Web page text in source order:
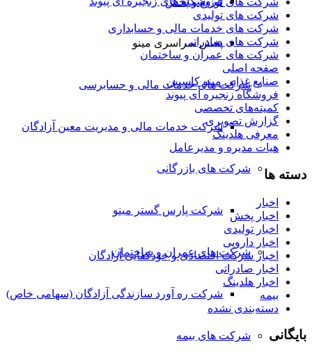
پخش سراسری مینو
شرکت های خدمات مالی و حسابرسی
شرکت خدمات مالی و مدیریت معین آزادگان
شرکت های بازرگانی
شرکت پارس گستر مینو
شرکت های عمران و ساختمان
شرکت ره آورد سازندگی آزادگان (سهامی خاص)
شرکت های بیمه
شرکت های تولیدی
شرکت های خدمات مالی و حسابداری
شرکت های صادراتی
شرکت های عمران و ساختمان
صفحه اصلی
صنایع غذایی مینو کاسپین
فروشگاه زنجیره ای پیوند
کمیته‌های تخصصی
گزارش تصویری
معرفی هلدینگ
هیات مدیره و مدیرعامل
دسته ها
اخبار
اخبار پخش
اخبار تولیدی
اخبار دارویی
اخبار شرکت اقتصادی و خودکفایی آزادگان
اخبار صادراتی
اخبار هلدینگ
بیمه
دسته‌بندی نشده
بایگانی